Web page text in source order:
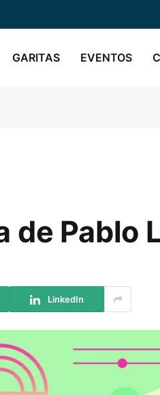
GARITAS EVENTOS
de Pablo
LinkedIn